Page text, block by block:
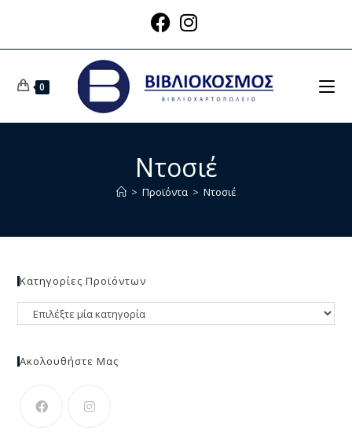
0
Ντοσιέ
> Προϊόντα > Ντοσιέ
Κατηγορίες Προϊόντων
Ακολουθήστε Μας